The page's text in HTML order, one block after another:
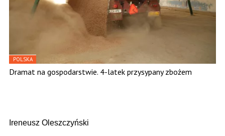
POLSKA
Dramat na gospodarstwie. 4-latek przysypany zbożem
Ireneusz Oleszczyński